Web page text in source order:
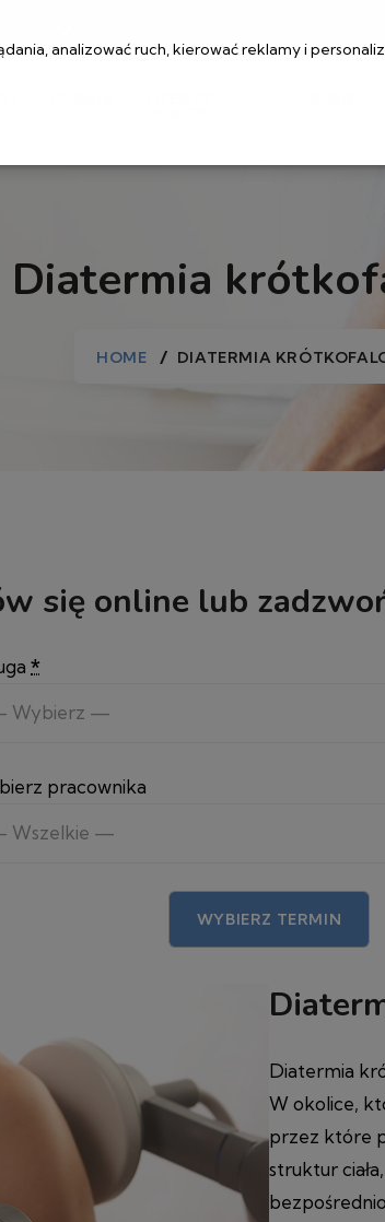
Diatermia
HOME DIATERMIA
się online lub
*
pracownika
WYBIERZ TERMIN
Diatermia
W okolice,
przez które
struktur
analizować ruch, kierować reklamy i